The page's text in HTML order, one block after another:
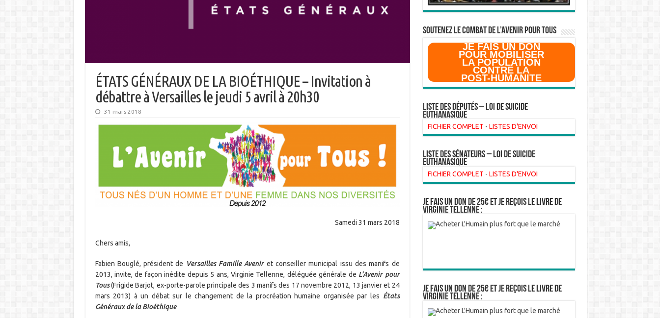
ÉTATS GÉNÉRAUX DE LA BIOÉTHIQUE – Invitation à
débattre à Versailles le jeudi 5 avril à 20h30
31 mars 2018
Samedi 31 mars 2018
Chers amis,
Fabien Bouglé, président de Versailles Famille Aveniret conseiller municipal issu des manifs de
2013, invite, de façon inédite depuis 5 ans, Virginie Tellenne, déléguée générale de L’Avenir pour
Tous(Frigide Barjot, ex-porte-parole principale des 3 manifs des 17 novembre 2012, 13 janvier et 24
mars 2013) à un débat sur le changement de la procréation humaine organisée par les États
Généraux de la Bioéthique
SOUTENEZ LE COMBAT DE L’AVenir pour Tous
JE FAIS UN DON
POUR MOBILISER
LA POPULATION
CONTRE LA
POST-HUMANITE
Liste des Députés – Loi de suicide
euthanasique
FICHIER COMPLET - LISTES D'ENVOI
liste des sénateurs – loi de suicide
euthanasique
FICHIER COMPLET - LISTES D'ENVOI
Je fais un don de 25€ et je reçois le livre de
Virginie Tellenne :
Je fais un don de 25€ et je reçois le livre de
Virginie Tellenne :